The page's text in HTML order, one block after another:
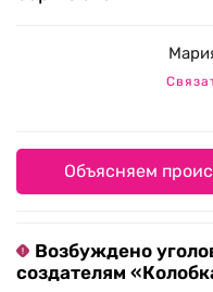
Объясняем
Возбуждено
создателям